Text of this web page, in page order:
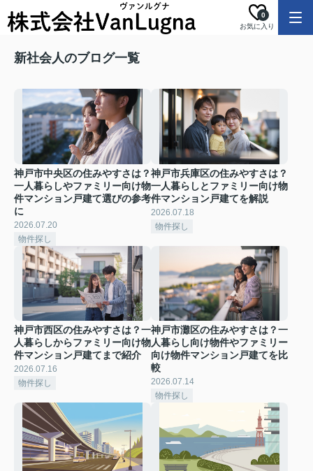
お気に入り
0
新社会人のブログ一覧
神戸市中央区の住みやすさは？
一人暮らしやファミリー向け物
件マンション戸建て選びの参考
に
2026.07.20
物件探し
神戸市兵庫区の住みやすさは？
一人暮らしとファミリー向け物
件マンション戸建てを解説
2026.07.18
物件探し
神戸市西区の住みやすさは？一
人暮らしからファミリー向け物
件マンション戸建てまで紹介
2026.07.16
物件探し
神戸市灘区の住みやすさは？一
人暮らし向け物件やファミリー
向け物件マンション戸建てを比
較
2026.07.14
物件探し